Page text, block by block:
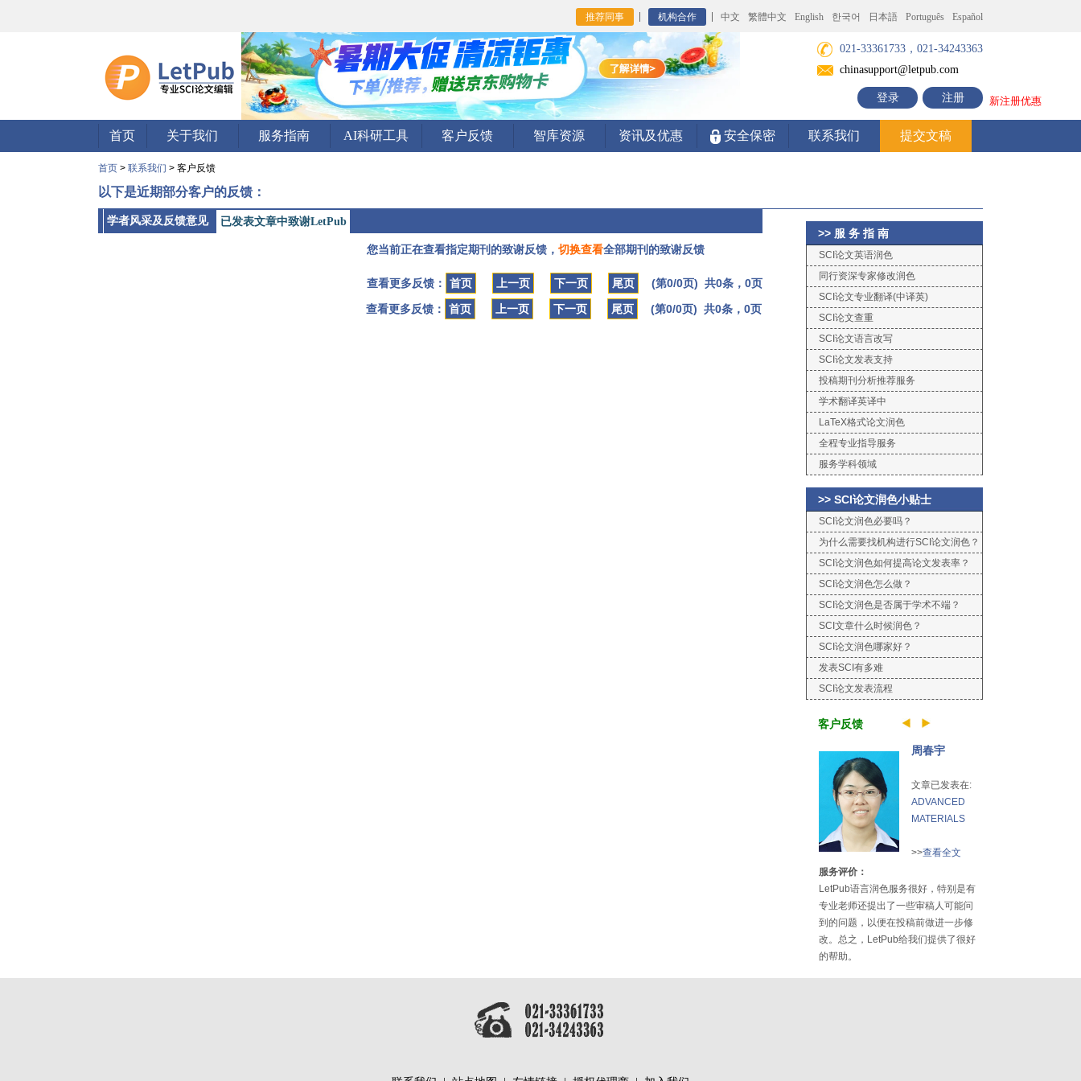
推荐同事 机构合作 中文 繁體中文 English 한국어 日本語 Português Español
021-33361733，021-34243363
chinasupport@letpub.com
登录 注册 新注册优惠
首页 关于我们 服务指南 AI科研工具 客户反馈 智库资源 资讯及优惠 安全保密 联系我们 提交文稿
首页 > 联系我们 > 客户反馈
以下是近期部分客户的反馈：
学者风采及反馈意见 已发表文章中致谢LetPub
您当前正在查看指定期刊的致谢反馈， 切换查看全部期刊的致谢反馈
查看更多反馈： 首页 上一页 下一页 尾页
(第0/0页) 共0条，0页
查看更多反馈：
首页 上一页 下一页 尾页 (第0/0页) 共0条，0页
>> 服 务 指 南
SCI论文英语润色
同行资深专家修改润色
SCI论文专业翻译(中译英)
SCI论文查重
SCI论文语言改写
SCI论文发表支持
投稿期刊分析推荐服务
学术翻译英译中
LaTeX格式论文润色
全程专业指导服务
服务学科领域
>> SCI论文润色小贴士
SCI论文润色必要吗？
为什么需要找机构进行SCI论文润色？
SCI论文润色如何提高论文发表率？
SCI论文润色怎么做？
SCI论文润色是否属于学术不端？
SCI文章什么时候润色？
SCI论文润色哪家好？
发表SCI有多难
SCI论文发表流程
客户反馈
周春宇
文章已发表在:
ADVANCED
MATERIALS
>>查看全文
服务评价：
LetPub语言润色服务很好，特别是有
专业老师还提出了一些审稿人可能问
到的问题，以便在投稿前做进一步修
改。总之，LetPub给我们提供了很好
的帮助。